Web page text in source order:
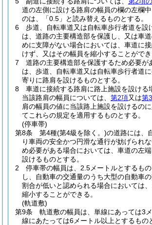
道の左側に設ける路肩の幅員の欄の左欄
のは、「0.5」と読み替えるものとする。
6
歩道、自転車道又は自転車歩行者道を設
は、道路の主要構造部を保護し、又は車
めに支障がない場合においては、車道に
けず、又はその幅員を縮小することができ
7
道路の主要構造部を保護するため必要が
は、歩道、自転車道又は自転車歩行者道
寄りに路肩を設けるものとする。
8
車道に接続する路肩に路上施設を設ける
当該路肩の幅員については、 第2項又は第
肩の幅員の値に当該路上施設を設けるの
てこれらの規定を適用するものとする。
(停車帯)
第8条
第4種(第4級を除く。)の道路には、
り車両の安全かつ円滑な通行が妨げられ
め必要がある場合においては、車道の左
設けるものとする。
2
停車帯の幅員は、2.5メートルとするもの
し、自動車の交通量のうち大型の自動車
割合が低いと認められる場合においては
縮小することができる。
(軌道敷)
第9条
軌道敷の幅員は、単線にあっては3
線にあたっては6メートル以上とするもの